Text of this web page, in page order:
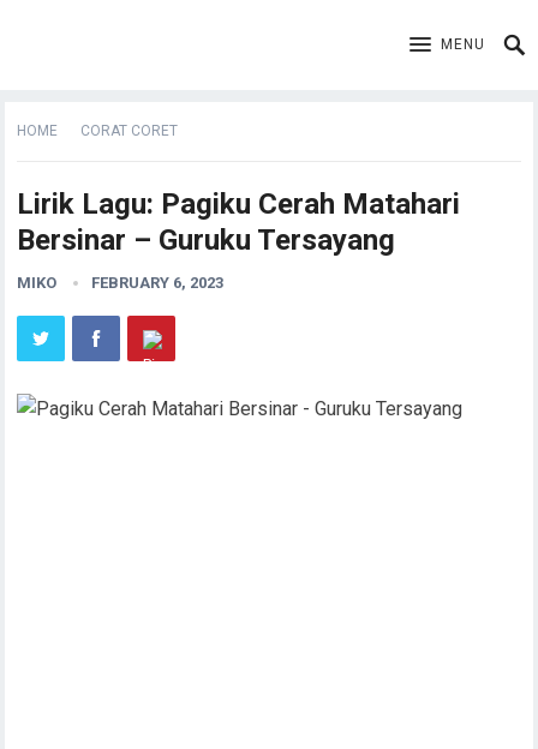
MENU
HOME CORAT CORET
Lirik Lagu: Pagiku Cerah Matahari
Bersinar – Guruku Tersayang
MIKO FEBRUARY 6, 2023